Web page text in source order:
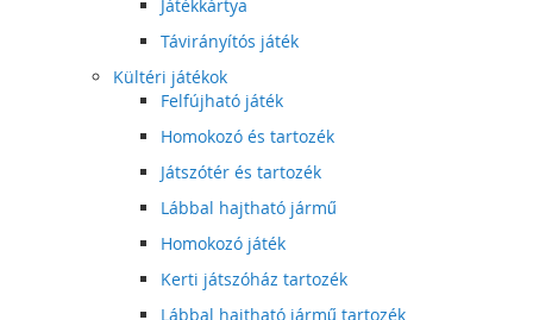
Játékkártya
Távirányítós játék
Kültéri játékok
Felfújható játék
Homokozó és tartozék
Játszótér és tartozék
Lábbal hajtható jármű
Homokozó játék
Kerti játszóház tartozék
Lábbal hajtható jármű tartozék